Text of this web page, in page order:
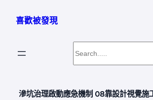
喜歡被發現
滲坑治理啟動應急機制 08靠設計視覺施